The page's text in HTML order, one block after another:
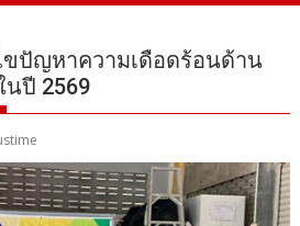
ขปัญหาความเดือดร้อนด้าน
ปี 2569